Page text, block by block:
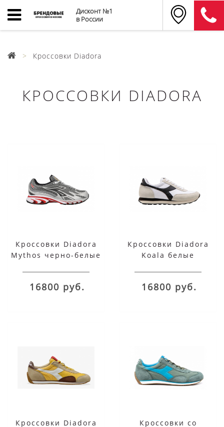
Дисконт №1
в России
Кроссовки Diadora
КРОССОВКИ DIADORA
Кроссовки Diadora
Mythos черно-белые
16800 руб.
Кроссовки Diadora
Koala белые
16800 руб.
Кроссовки Diadora
Кроссовки со